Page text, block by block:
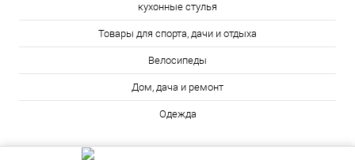
кухонные стулья
Товары для спорта, дачи и отдыха
Велосипеды
Дом, дача и ремонт
Одежда